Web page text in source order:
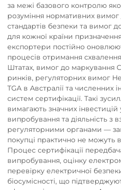
за межі базового контролю
розуміння нормативних
стандартів безпеки та вимог
для кожної країни
експортери постійно
процесів отримання
Штатах, вимог до маркування
ринків, регуляторних вимог
TGA в Австралії та численних
систем сертифікації. Такі
вимагають значних
випробування та діяльність з
регуляторними органами —
покупці практично не можуть
Процес сертифікації
випробування, оцінку
перевірку електричної
біосумісності, що